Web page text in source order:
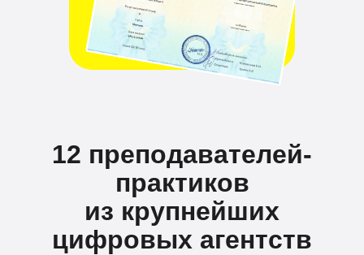
12 преподавателей-
практиков
из крупнейших
цифровых агентств